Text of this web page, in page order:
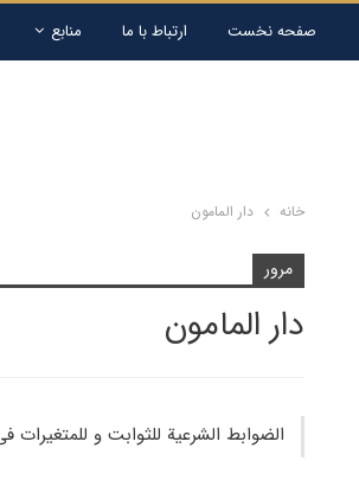
صفحه نخست ارتباط با ما منابع
خانه دار المامون
مرور
دار المامون
الضوابط الشرعیة للثوابت و